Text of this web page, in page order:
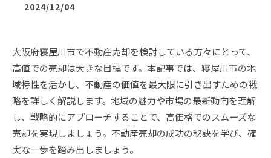
2024/12/04
大阪府寝屋川市で不動産売却を検討している方々にとって、
高値での売却は大きな目標です。本記事では、寝屋川市の地
域特性を活かし、不動産の価値を最大限に引き出すための戦
略を詳しく解説します。地域の魅力や市場の最新動向を理解
し、戦略的にアプローチすることで、高価格でのスムーズな
売却を実現しましょう。不動産売却の成功の秘訣を学び、確
実な一歩を踏み出しましょう。